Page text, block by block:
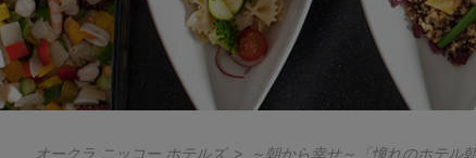
オークラ ニッコー ホテルズ > ～朝から幸せ～「憧れのホテル